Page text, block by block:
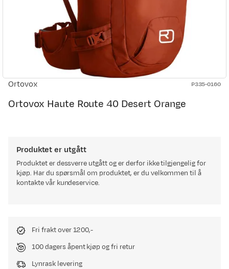
Ortovox P335-0160
Ortovox Haute Route 40 Desert Orange
Produktet er utgått
Produktet er dessverre utgått og er derfor ikke tilgjengelig for
kjøp. Har du spørsmål om produktet, er du velkommen til å
kontakte vår kundeservice.
Fri frakt over 1200,-
100 dagers åpent kjøp og fri retur
Lynrask levering